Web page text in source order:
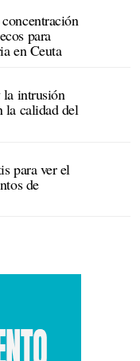
para
en Ceuta
intrusión
la calidad del
para ver el
de